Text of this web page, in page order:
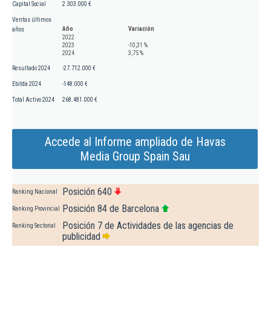
Capital Social 2.303.000 €
Ventas últimos
años
Año
Variación
2022
2023
-10,31 %
2024
3,75 %
Resultado 2024 -27.712.000 €
Ebitda 2024 -148.000 €
Total Activo 2024 268.481.000 €
Accede al Informe ampliado de Havas
Media Group Spain Sau
Ranking Nacional Posición 640
Ranking Provincial Posición 84 de Barcelona
Ranking Sectorial
Posición 7 de Actividades de las agencias de
publicidad